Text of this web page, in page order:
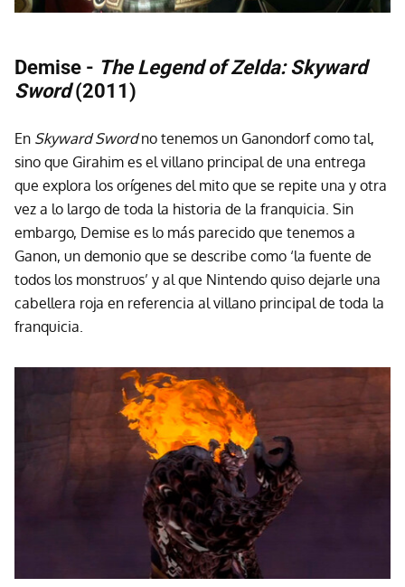
Demise - The Legend of Zelda: Skyward
Sword(2011)
En Skyward Swordno tenemos un Ganondorf como tal,
sino que Girahim es el villano principal de una entrega
que explora los orígenes del mito que se repite una y otra
vez a lo largo de toda la historia de la franquicia. Sin
embargo, Demise es lo más parecido que tenemos a
Ganon, un demonio que se describe como ‘la fuente de
todos los monstruos’ y al que Nintendo quiso dejarle una
cabellera roja en referencia al villano principal de toda la
franquicia.